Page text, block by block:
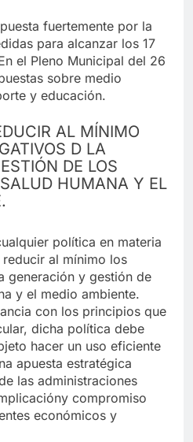
fuertemente por la
para alcanzar los 17
el Pleno Municipal del 26
sobre medio
y educación.
AL MÍNIMO
D LA
DE LOS
HUMANA Y EL
política en materia
al mínimo los
generación y gestión de
y el medio ambiente.
con los principios que
dicha política debe
hacer un uso eficiente
apuesta estratégica
las administraciones
compromiso
económicos y